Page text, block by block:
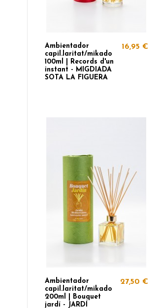
Ambientador
capil.laritat/mikado
100ml | Records d'un
instant - MIGDIADA
SOTA LA FIGUERA
16,95 €
Ambientador
capil.laritat/mikado
200ml | Bouquet
jardí - JARDÍ
27,50 €